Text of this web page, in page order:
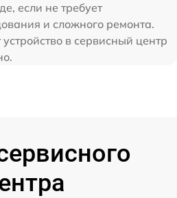
если не требует
и сложного ремонта.
в сервисный центр